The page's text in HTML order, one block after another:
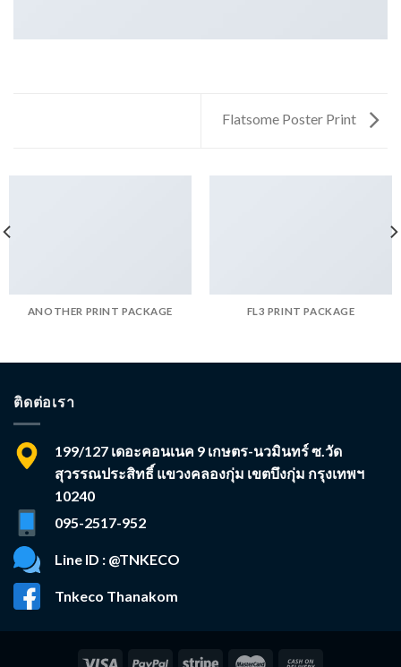
Flatsome Poster Print
ANOTHER PRINT PACKAGE FL3 PRINT PACKAGE
ติดต่อเรา
199/127 เดอะคอนเนค 9 เกษตร-นวมินทร์ ซ.วัด
สุวรรณประสิทธิ์ แขวงคลองกุ่ม เขตบึงกุ่ม กรุงเทพฯ
10240
095-2517-952
Line ID : @TNKECO
Tnkeco Thanakom